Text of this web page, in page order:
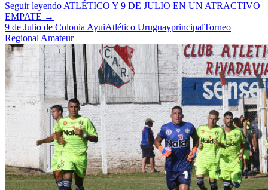
Seguir leyendo ATLÉTICO Y 9 DE JULIO EN UN ATRACTIVO
EMPATE →
9 de Julio de Colonia AyuiAtlético UruguayprincipalTorneo
Regional Amateur